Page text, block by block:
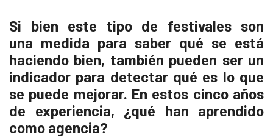
Si bien este tipo de festivales son
una medida para saber qué se está
haciendo bien, también pueden ser un
indicador para detectar qué es lo que
se puede mejorar. En estos cinco años
de experiencia, ¿qué han aprendido
como agencia?